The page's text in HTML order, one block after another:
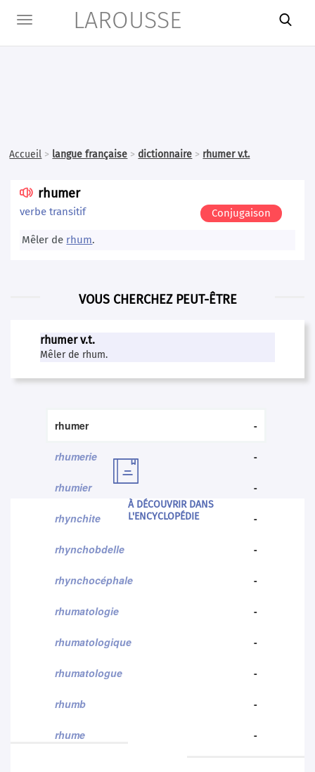
Toggle
LAROUSSE 
Accueil > langue française > dictionnaire > rhumer v.t.
 rhumer
verbe transitif Conjugaison
Mêler de rhum.
VOUS CHERCHEZ PEUT-ÊTRE
rhumer v.t.
Mêler de rhum.
rhumer -
rhumerie -
rhumier -
rhynchite -
rhynchobdelle -
rhynchocéphale -
rhumatologie -
rhumatologique -
rhumatologue -
rhumb -
rhume -

À DÉCOUVRIR DANS
L'ENCYCLOPÉDIE